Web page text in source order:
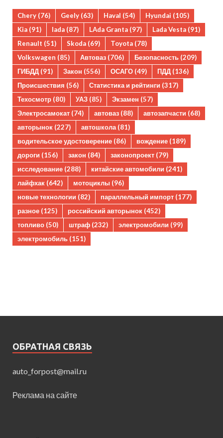
Chery (76) Geely (63) Haval (54) Hyundai (105)
Kia (91) lada (87) LAda Granta (97) Lada Vesta (91)
Renault (51) Skoda (69) Toyota (78)
Volkswagen (85) Автоваз (706) Безопасность (209)
ГИБДД (91) Закон (556) ОСАГО (49) ПДД (136)
Происшествия (56) Статистика и рейтинги (317)
Техосмотр (80) УАЗ (85) Экзамен (57)
Электросамокат (74) автоваз (88) автозапчасти (68)
авторынок (227) автошкола(81)
водительское удостоверение (86) вождение (189)
дороги (156) закон (84) законопроект (79)
исследование (288) китайские автомобили (241)
лайфхак (642) мотоциклы (96)
новые технологии (82) параллельный импорт (177)
разное (125) российский авторынок (452)
топливо (50) штраф (232) электромобили (99)
электромобиль (151)
ОБРАТНАЯ СВЯЗЬ
auto_forpost@mail.ru
Реклама на сайте